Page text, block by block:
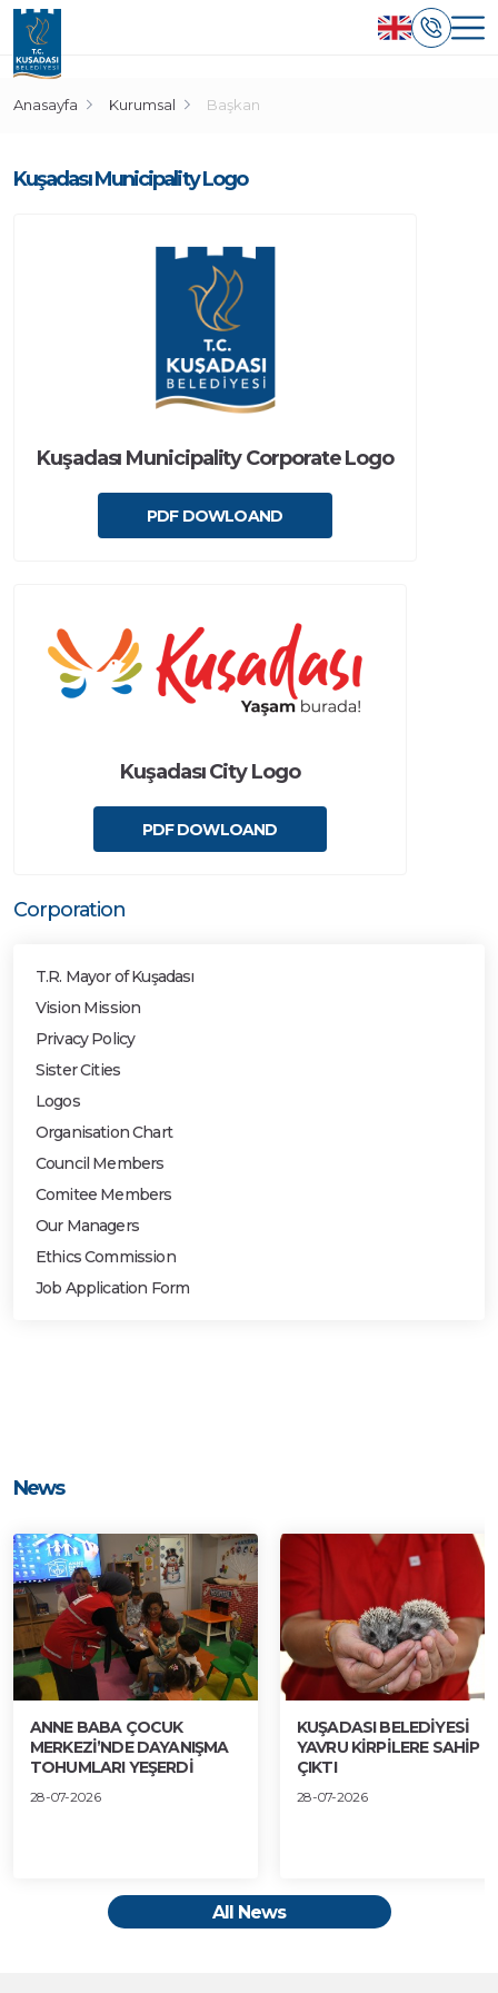
Anasayfa Kurumsal Başkan
Kuşadası Municipality Logo
Kuşadası Municipality Corporate Logo
PDF DOWLOAND
Kuşadası City Logo
PDF DOWLOAND
Corporation
T.R. Mayor of Kuşadası
Vision Mission
Privacy Policy
Sister Cities
Logos
Organisation Chart
Council Members
Comitee Members
Our Managers
Ethics Commission
Job Application Form
News
ANNE BABA ÇOCUK
MERKEZİ’NDE DAYANIŞMA
TOHUMLARI YEŞERDİ
28-07-2026
KUŞADASI BELEDİYESİ
YAVRU KİRPİLERE SAHİP
ÇIKTI
28-07-2026
All News